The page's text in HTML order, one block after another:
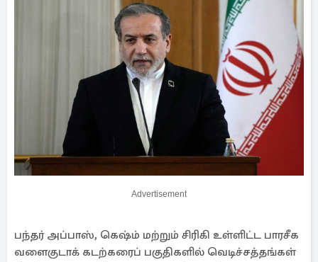
Advertisement
பந்தர் அப்பாஸ், கெஷ்ம் மற்றும் சிரிகி உள்ளிட்ட பாரசீக
வளைகுடாக் கடற்கரைப் பகுதிகளில் வெடிச்சத்தங்கள்